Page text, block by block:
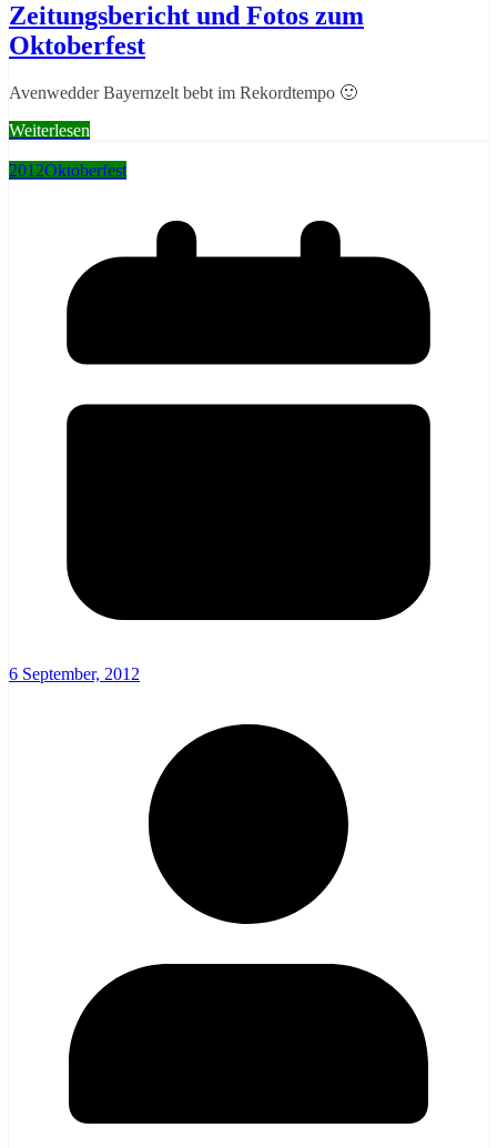
Zeitungsbericht und Fotos zum
Oktoberfest
Avenwedder Bayernzelt bebt im Rekordtempo 🙂
Weiterlesen
2012Oktoberfest
6 September, 2012